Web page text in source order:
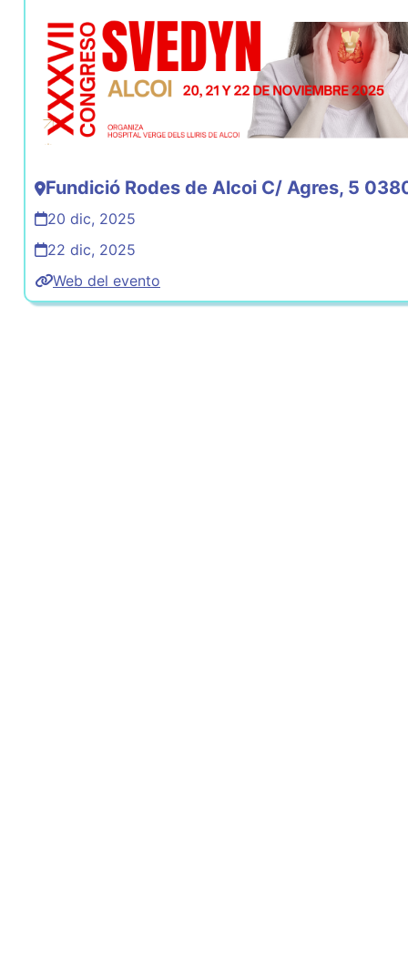
Fundició Rodes de Alcoi C/ Agres, 5
20 dic, 2025
22 dic, 2025
Web del evento